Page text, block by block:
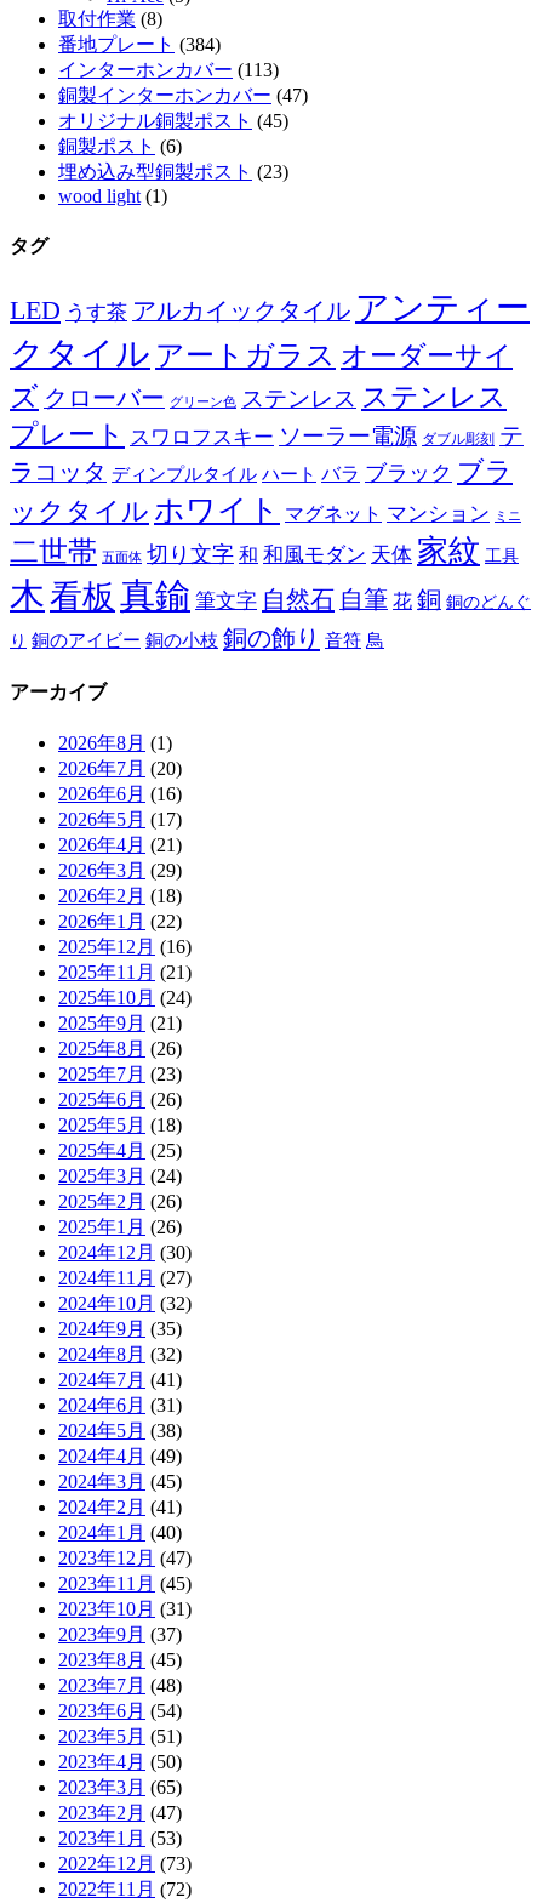
取付作業 (8)
番地プレート (384)
インターホンカバー (113)
銅製インターホンカバー (47)
オリジナル銅製ポスト (45)
銅製ポスト (6)
埋め込み型銅製ポスト (23)
wood light (1)
タグ
LED うす茶 アルカイックタイル アンティー
クタイル アートガラス オーダーサイ
ズ クローバー グリーン色 ステンレス ステンレス
プレート スワロフスキー ソーラー電源 ダブル彫刻 テ
ラコッタ ディンプルタイル ハート バラ ブラック ブラ
ックタイル ホワイト マグネット マンション ミニ
二世帯 五面体 切り文字 和 和風モダン 天体 家紋 工具
木看板 真鍮 筆文字 自然石 自筆 花 銅 銅のどんぐ
り 銅のアイビー 銅の小枝 銅の飾り 音符 鳥
アーカイブ
2026年8月 (1)
2026年7月 (20)
2026年6月 (16)
2026年5月 (17)
2026年4月 (21)
2026年3月 (29)
2026年2月 (18)
2026年1月 (22)
2025年12月 (16)
2025年11月 (21)
2025年10月 (24)
2025年9月 (21)
2025年8月 (26)
2025年7月 (23)
2025年6月 (26)
2025年5月 (18)
2025年4月 (25)
2025年3月 (24)
2025年2月 (26)
2025年1月 (26)
2024年12月 (30)
2024年11月 (27)
2024年10月 (32)
2024年9月 (35)
2024年8月 (32)
2024年7月 (41)
2024年6月 (31)
2024年5月 (38)
2024年4月 (49)
2024年3月 (45)
2024年2月 (41)
2024年1月 (40)
2023年12月 (47)
2023年11月 (45)
2023年10月 (31)
2023年9月 (37)
2023年8月 (45)
2023年7月 (48)
2023年6月 (54)
2023年5月 (51)
2023年4月 (50)
2023年3月 (65)
2023年2月 (47)
2023年1月 (53)
2022年12月 (73)
2022年11月 (72)